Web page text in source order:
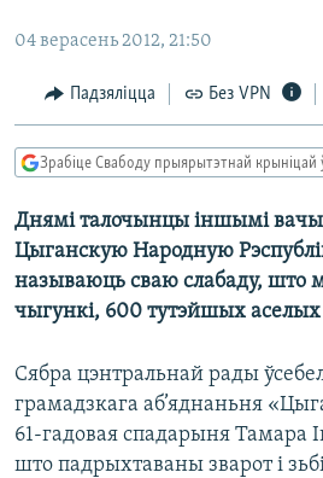
да
навігацыі
Перайсьці
да
пошуку
ПАЛІТЫКА
ЭКАНОМІКА
БЕЛАРУСЫ НА ВАЙНЕ
ПАЛІТВЯЗЬНІ
КУЛЬТУРА
КАЛЯНДАР
ГІСТОРЫЯ НА СВАБОДЗЕ
ПАДКАСТЫ
АЎДЫЁКНІГІ
PREMIUM
НА ХВАЛЯХ СВАБОДЫ
ПАДЗЯЛІЦЦА ІНФАРМАЦЫЯЙ
RSS
ПАДКАСТЫ
TWITTER
Усе сайты РС/РСЭ
04 верасень 2012, 21:50
Падзяліцца Без VPN
Зрабіце Свабоду прыярытэтнай крыніцай
Днямі талочынцы іншымі
Цыганскую Народную
называюць сваю слабаду, што
чыгункі, 600 тутэйшых аселых
Сябра цэнтральнай рады
грамадзкага аб’яднаньня
61-гадовая спадарыня Тамара
што падрыхтаваны зварот і